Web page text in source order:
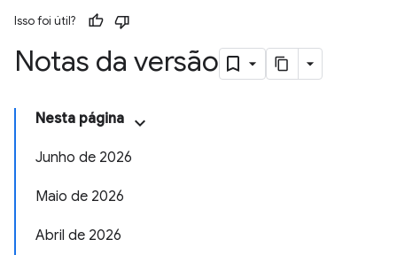
Isso foi útil?
Notas da versão
Nesta página
Junho de 2026
Maio de 2026
Abril de 2026